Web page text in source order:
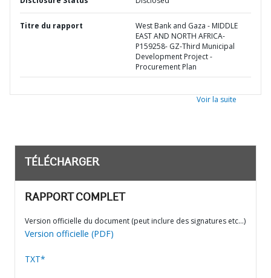
Titre du rapport
West Bank and Gaza - MIDDLE
EAST AND NORTH AFRICA-
P159258- GZ-Third Municipal
Development Project -
Procurement Plan
Voir la suite
TÉLÉCHARGER
RAPPORT COMPLET
Version officielle du document (peut inclure des signatures etc…)
Version officielle (PDF)
TXT*